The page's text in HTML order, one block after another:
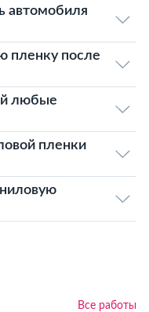
автомобиля
пленку после
любые
пленки
Все работы